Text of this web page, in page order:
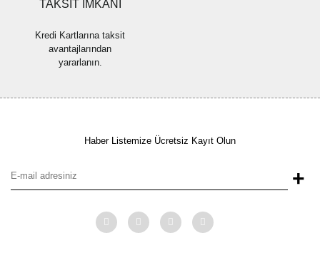
TAKSİT İMKANI
Kredi Kartlarına taksit
avantajlarından
yararlanın.
Haber Listemize Ücretsiz Kayıt Olun
+